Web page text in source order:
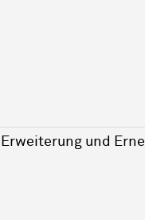
Erweiterung und